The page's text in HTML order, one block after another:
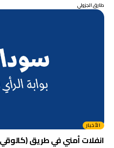
طارق الجزولي
الأخبار
انفلات أمني في طريق